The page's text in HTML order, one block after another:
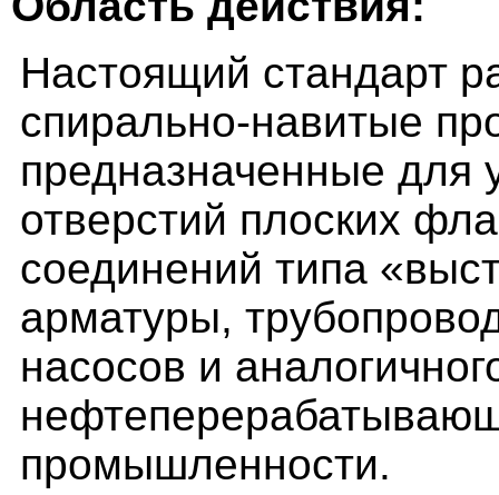
Настоящий стандарт
спирально-навитые
предназначенные для
отверстий плоских
соединений типа
арматуры,
насосов и
промышленности.